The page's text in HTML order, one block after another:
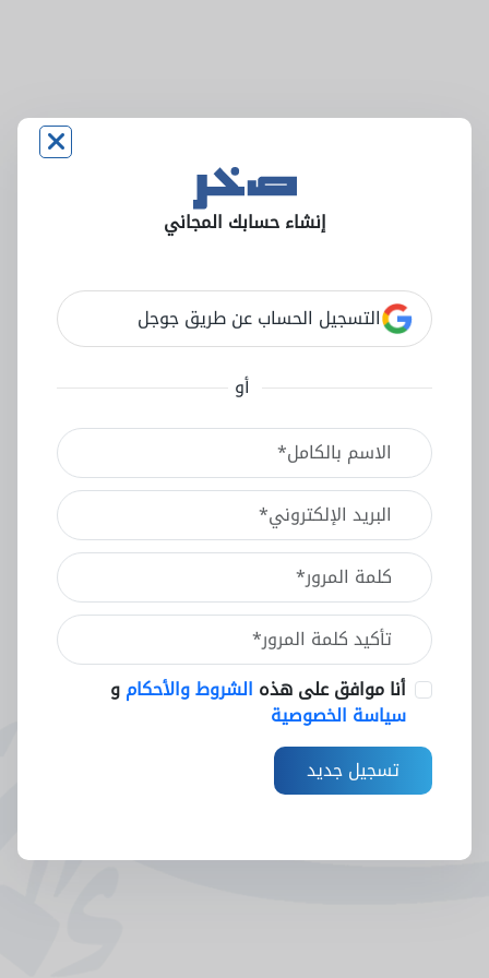
إنشاء حسابك المجاني
التسجيل الحساب عن طريق جوجل
أو
أنا موافق على هذه الشروط والأحكامو
سياسة الخصوصية
تسجيل جديد